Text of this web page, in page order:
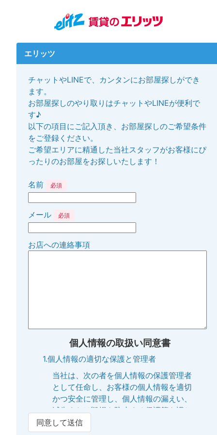
エリッツ
チャットやLINEで、カンタンにお部屋探しができ
ます。
お部屋探しのやり取りはチャットやLINEが便利で
す♪
以下の項目にご記入頂き、お部屋探しのご希望条件
をご登録ください。
ご希望エリアに精通した当社スタッフがお客様にぴ
ったりのお部屋をお探しいたします！
名前 必須
メール 必須
お店への連絡事項
個人情報の取扱い同意書
1.個人情報の適切な保護と管理者
当社は、次の者を個人情報の保護管理者
として任命し、お客様の個人情報を適切
かつ安全に管理し、個人情報の漏えい、
滅失または毀損を防止する保護策を講じ
ています。
同意して送信